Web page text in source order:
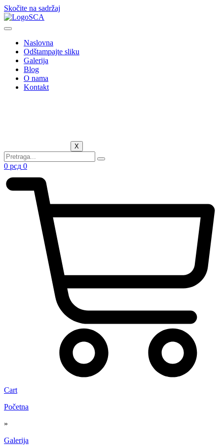
Skočite na sadržaj
Naslovna
Odštampajte sliku
Galerija
Blog
O nama
Kontakt
X
0 рсд 0
Cart
Početna
»
Galerija